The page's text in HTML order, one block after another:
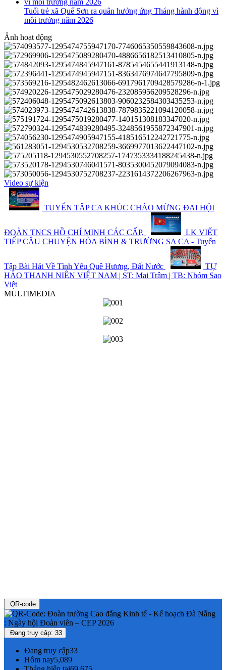
Tuổi trẻ xã Quế Sơn ra quân hưởng ứng Tháng hành động vì
môi trường năm 2026
Ảnh hoạt động
Video sự kiện
TUYỂN TẬP CA KHÚC CHÀO MỪNG ĐẠI HỘI
ĐOÀN TNCS HỒ CHÍ MINH CÁC CẤP,
LK VIẾT
TIẾP CÂU CHUYỆN HÒA BÌNH & TRƯỜNG SA CA - Tuyển
Tập Bài Hát Về Tình Yêu Quê Hương, Đất Nước
TỰ
HÀO THANH NIÊN VIỆT NAM | ST: Mai Trâm | TB: Nhóm Sao
Việt
MULTIMEDIA
QR-code
Đang truy cập: 33
Đang truy cập33
Hôm nay5,089